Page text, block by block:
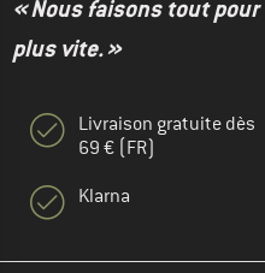
« Nous faisons tout
plus vite. »
Livraison gratuite dès
69 € (FR)
Klarna